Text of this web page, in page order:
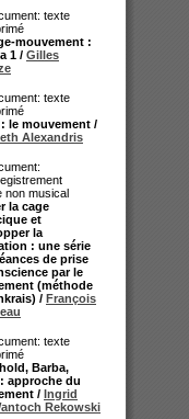
mouvement :
1 / Gilles
le mouvement /
Alexandris
la cage
et
la
: une série
de prise
par le
(méthode
/ François
Barba,
approche du
/ Ingrid
Rekowski